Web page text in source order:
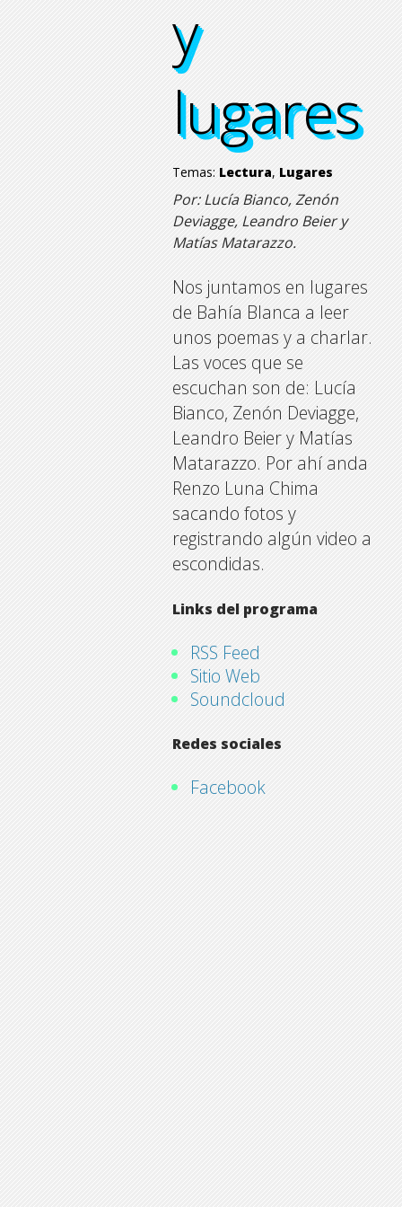
y
lugares
y
lugares
y
lugares
y
lugares
Temas: Lectura, Lugares
Por: Lucía Bianco, Zenón
Deviagge, Leandro Beier y
Matías Matarazzo.
Nos juntamos en lugares
de Bahía Blanca a leer
unos poemas y a charlar.
Las voces que se
escuchan son de: Lucía
Bianco, Zenón Deviagge,
Leandro Beier y Matías
Matarazzo. Por ahí anda
Renzo Luna Chima
sacando fotos y
registrando algún video a
escondidas.
Links del programa
RSS Feed
Sitio Web
Soundcloud
Redes sociales
Facebook